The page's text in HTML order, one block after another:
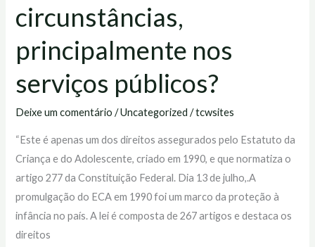
circunstâncias,
principalmente nos
serviços públicos?
Deixe um comentário /Uncategorized /tcwsites
“Este é apenas um dos direitos assegurados pelo Estatuto da
Criança e do Adolescente, criado em 1990, e que normatiza o
artigo 277 da Constituição Federal. Dia 13 de julho,.A
promulgação do ECA em 1990 foi um marco da proteção à
infância no país. A lei é composta de 267 artigos e destaca os
direitos